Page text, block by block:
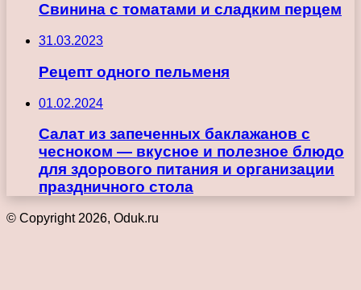
Свинина с томатами и сладким перцем
31.03.2023
Рецепт одного пельменя
01.02.2024
Салат из запеченных баклажанов с
чесноком — вкусное и полезное блюдо
для здорового питания и организации
праздничного стола
© Copyright 2026, Oduk.ru